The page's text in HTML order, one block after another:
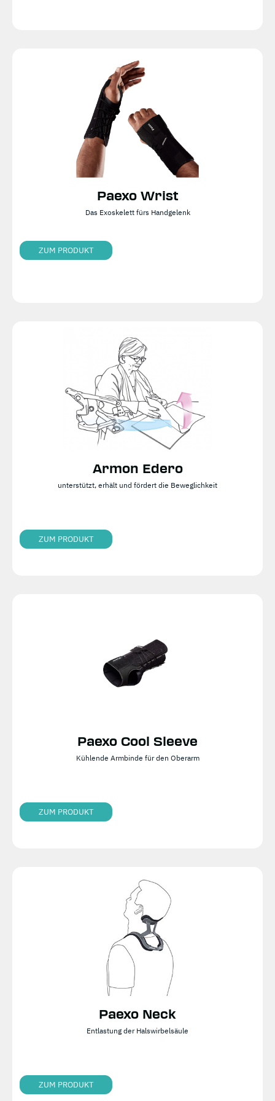
Paexo Wrist
Das Exoskelett fürs Handgelenk
ZUM PRODUKT
Armon Edero
unterstützt, erhält und fördert die Beweglichkeit
ZUM PRODUKT
Paexo Cool Sleeve
Kühlende Armbinde für den Oberarm
ZUM PRODUKT
Paexo Neck
Entlastung der Halswirbelsäule
ZUM PRODUKT